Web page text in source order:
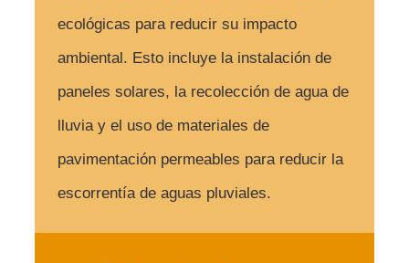
ecológicas para reducir su impacto
ambiental. Esto incluye la instalación de
paneles solares, la recolección de agua de
lluvia y el uso de materiales de
pavimentación permeables para reducir la
escorrentía de aguas pluviales.